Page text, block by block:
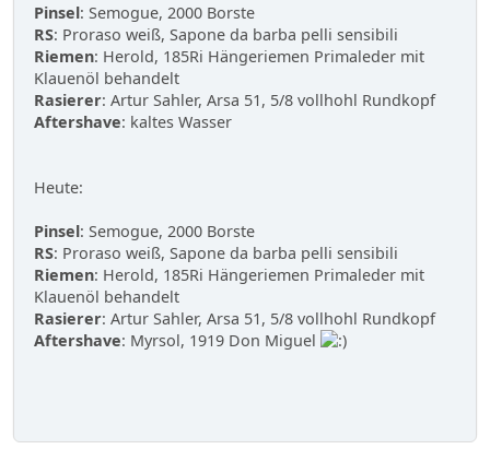
Pinsel: Semogue, 2000 Borste
RS: Proraso weiß, Sapone da barba pelli sensibili
Riemen: Herold, 185Ri Hängeriemen Primaleder mit
Klauenöl behandelt
Rasierer: Artur Sahler, Arsa 51, 5/8 vollhohl Rundkopf
Aftershave: kaltes Wasser
Heute:
Pinsel: Semogue, 2000 Borste
RS: Proraso weiß, Sapone da barba pelli sensibili
Riemen: Herold, 185Ri Hängeriemen Primaleder mit
Klauenöl behandelt
Rasierer: Artur Sahler, Arsa 51, 5/8 vollhohl Rundkopf
Aftershave: Myrsol, 1919 Don Miguel